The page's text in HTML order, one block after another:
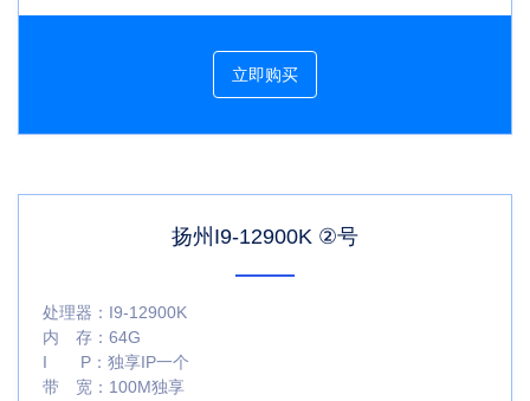
立即购买
扬州I9-12900K ②号
处理器： I9-12900K
内 存： 64G
I P： 独享IP一个
带 宽： 100M独享